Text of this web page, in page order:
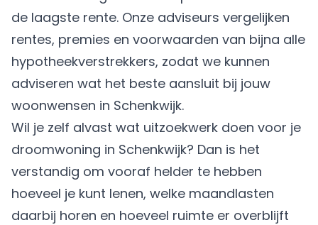
de laagste rente. Onze adviseurs vergelijken
rentes, premies en voorwaarden van bijna alle
hypotheekverstrekkers, zodat we kunnen
adviseren wat het beste aansluit bij jouw
woonwensen in Schenkwijk.
Wil je zelf alvast wat uitzoekwerk doen voor je
droomwoning in Schenkwijk? Dan is het
verstandig om vooraf helder te hebben
hoeveel je kunt lenen, welke maandlasten
daarbij horen en hoeveel ruimte er overblijft